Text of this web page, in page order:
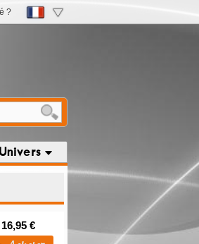
?
Univers
16,95 €